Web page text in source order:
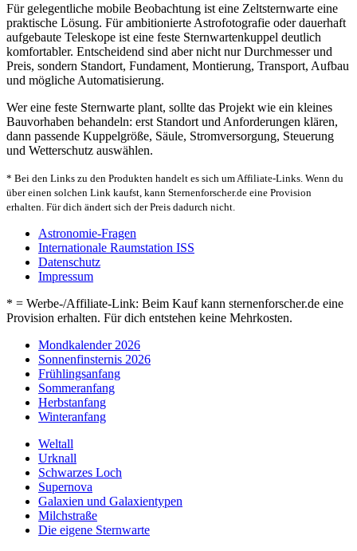
Für gelegentliche mobile Beobachtung ist eine Zeltsternwarte eine
praktische Lösung. Für ambitionierte Astrofotografie oder dauerhaft
aufgebaute Teleskope ist eine feste Sternwartenkuppel deutlich
komfortabler. Entscheidend sind aber nicht nur Durchmesser und
Preis, sondern Standort, Fundament, Montierung, Transport, Aufbau
und mögliche Automatisierung.
Wer eine feste Sternwarte plant, sollte das Projekt wie ein kleines
Bauvorhaben behandeln: erst Standort und Anforderungen klären,
dann passende Kuppelgröße, Säule, Stromversorgung, Steuerung
und Wetterschutz auswählen.
* Bei den Links zu den Produkten handelt es sich um Affiliate-Links. Wenn du
über einen solchen Link kaufst, kann Sternenforscher.de eine Provision
erhalten. Für dich ändert sich der Preis dadurch nicht.
Astronomie-Fragen
Internationale Raumstation ISS
Datenschutz
Impressum
* = Werbe-/Affiliate-Link: Beim Kauf kann sternenforscher.de eine
Provision erhalten. Für dich entstehen keine Mehrkosten.
Mondkalender 2026
Sonnenfinsternis 2026
Frühlingsanfang
Sommeranfang
Herbstanfang
Winteranfang
Weltall
Urknall
Schwarzes Loch
Supernova
Galaxien und Galaxientypen
Milchstraße
Die eigene Sternwarte